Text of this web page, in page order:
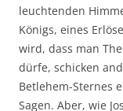
leuchtenden
Königs, eines
wird, dass man
dürfe, schicken
Betlehem-Sternes
Sagen. Aber, wie